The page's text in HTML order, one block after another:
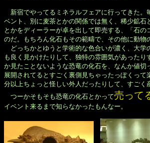
新宿でやってるミネラルフェアに行ってきた。
ベント、別に麦茶とかの関係では無く、稀少鉱石
とかをディーラーが卓を出して即売する、「石の
のだ。もちろん化石もその範疇で、その他に動物
どっちかとゆうと学術的な色合いが濃く、大学
も良く見かけたりして、独特の雰囲気があったり
か見たことないような恐竜の化石を、なんか値切
展開されてるとすごく裏側見ちゃったっぽくって
分以上ちょっと怪しい外人だったりして、すごく
つーかそもそも恐竜の化石とかって売って
イベント来るまで知らなかったもんなー。